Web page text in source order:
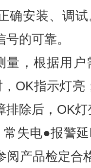
确安装、调
的可靠。
量，根据用
OK指示灯亮
排除后，OK
失电●报警
阅产品检定合